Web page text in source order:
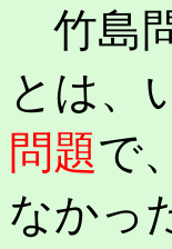
竹島
とは、
問題で
なかっ